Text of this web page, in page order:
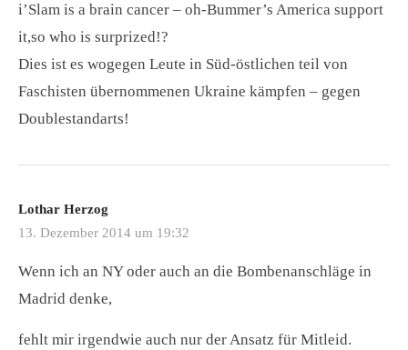
i’Slam is a brain cancer – oh-Bummer’s America support
it,so who is surprized!?
Dies ist es wogegen Leute in Süd-östlichen teil von
Faschisten übernommenen Ukraine kämpfen – gegen
Doublestandarts!
Lothar Herzog
13. Dezember 2014 um 19:32
Wenn ich an NY oder auch an die Bombenanschläge in
Madrid denke,
fehlt mir irgendwie auch nur der Ansatz für Mitleid.